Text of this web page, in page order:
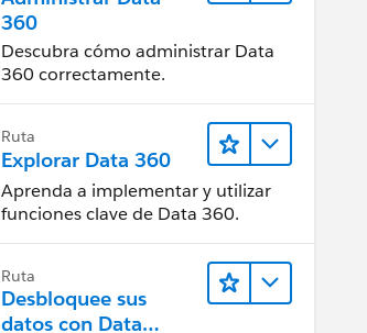
360
Descubra cómo administrar Data
360 correctamente.
Ruta
Explorar Data 360
Aprenda a implementar y utilizar
funciones clave de Data 360.
Ruta
Desbloquee sus
datos con Data